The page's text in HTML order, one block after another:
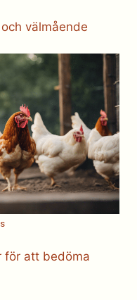
välmående
för att bedöma